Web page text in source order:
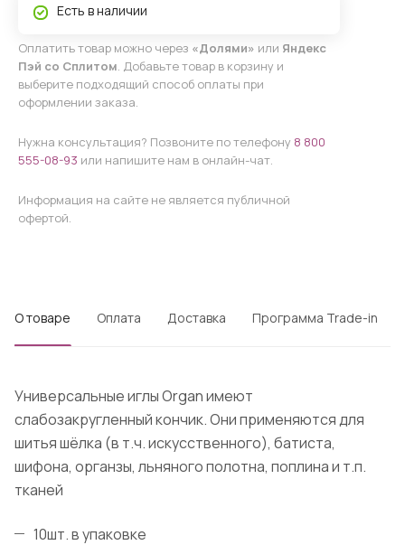
Есть в наличии
Оплатить товар можно через «Долями» или Яндекс
Пэй со Сплитом. Добавьте товар в корзину и
выберите подходящий способ оплаты при
оформлении заказа.
Нужна консультация? Позвоните по телефону 8 800
555-08-93 или напишите нам в онлайн-чат.
Информация на сайте не является публичной
офертой.
О товаре Оплата Доставка Программа Trade-in
Универсальные иглы Organ имеют
слабозакругленный кончик. Они применяются для
шитья шёлка (в т.ч. искусственного), батиста,
шифона, органзы, льняного полотна, поплина и т.п.
тканей
10шт. в упаковке